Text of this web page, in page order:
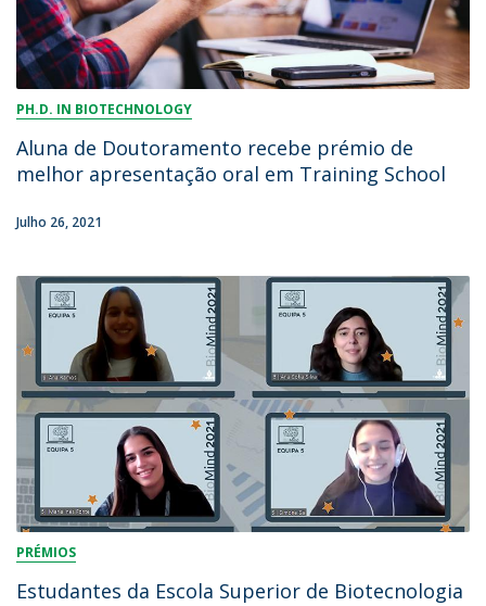
PH.D. IN BIOTECHNOLOGY
Aluna de Doutoramento recebe prémio de
melhor apresentação oral em Training School
Julho 26, 2021
PRÉMIOS
Estudantes da Escola Superior de Biotecnologia